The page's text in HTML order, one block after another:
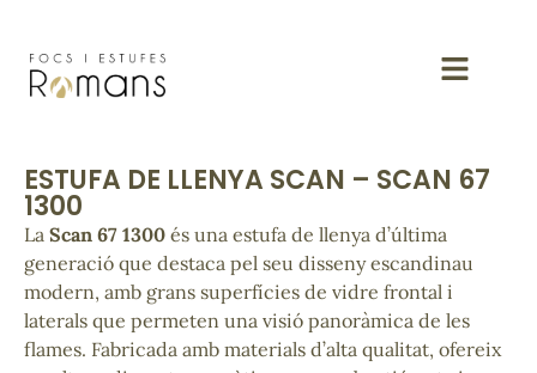
ESTUFA DE LLENYA SCAN – SCAN 67
1300
La Scan 67 1300 és una estufa de llenya d’última
generació que destaca pel seu disseny escandinau
modern, amb grans superfícies de vidre frontal i
laterals que permeten una visió panoràmica de les
flames. Fabricada amb materials d’alta qualitat, ofereix